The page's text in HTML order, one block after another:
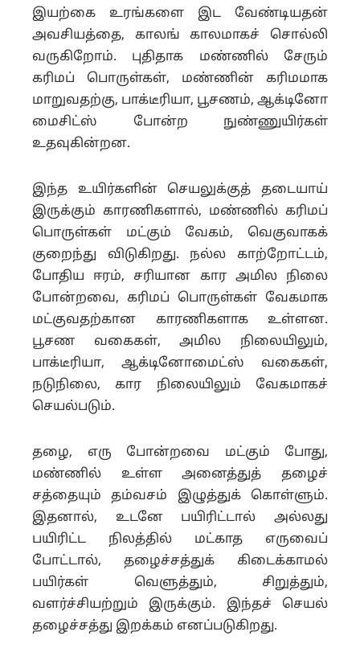
இயற்கை உரங்களை இட வேண்டியதன்
அவசியத்தை, காலங் காலமாகச் சொல்லி
வருகிறோம். புதிதாக மண்ணில் சேரும்
கரிமப் பொருள்கள், மண்ணின் கரிமமாக
மாறுவதற்கு, பாக்டீரியா, பூசணம், ஆக்டினோ
மைசிட்ஸ் போன்ற நுண்ணுயிர்கள்
உதவுகின்றன.
இந்த உயிர்களின் செயலுக்குத் தடையாய்
இருக்கும் காரணிகளால், மண்ணில் கரிமப்
பொருள்கள் மட்கும் வேகம், வெகுவாகக்
குறைந்து விடுகிறது. நல்ல காற்றோட்டம்,
போதிய ஈரம், சரியான கார அமில நிலை
போன்றவை, கரிமப் பொருள்கள் வேகமாக
மட்குவதற்கான காரணிகளாக உள்ளன.
பூசண வகைகள், அமில நிலையிலும்,
பாக்டீரியா, ஆக்டினோமைட்ஸ் வகைகள்,
நடுநிலை, கார நிலையிலும் வேகமாகச்
செயல்படும்.
தழை, எரு போன்றவை மட்கும் போது,
மண்ணில் உள்ள அனைத்துத் தழைச்
சத்தையும் தம்வசம் இழுத்துக் கொள்ளும்.
இதனால், உடனே பயிரிட்டால் அல்லது
பயிரிட்ட நிலத்தில் மட்காத எருவைப்
போட்டால், தழைச்சத்துக் கிடைக்காமல்
பயிர்கள் வெளுத்தும், சிறுத்தும்,
வளர்ச்சியற்றும் இருக்கும். இந்தச் செயல்
தழைச்சத்து இறக்கம் எனப்படுகிறது.